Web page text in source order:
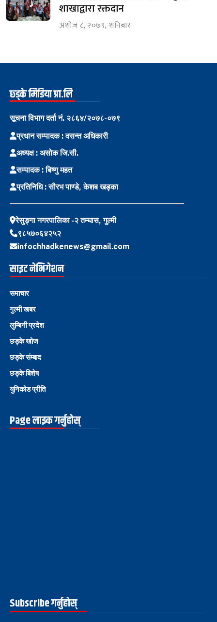
शाखाद्वारा रक्तदान
अशोज ८, २०७९, शनिबार
छ्ड्के मिडिया प्रा.लि
सूचना विभाग दर्ता नं. २८६४/२०७८-०७९
प्रधान सम्पादक : वसन्त अधिकारी
अध्यक्ष : असोक जि.सी.
सम्पादक : बिष्णु महत
प्रतिनिधि : सौरभ पाण्डे, केशब खड्का
रेसुङ्गा नगरपालिका -२ तम्घास, गुल्मी
९८५७०६४२५२
infochhadkenews@gmail.com
साइट नेभिगेशन
समाचार
गुल्मी खबर
लुम्बिनी प्रदेश
छड्के खोज
छड्के संम्बाद
छड्के बिशेष
युनिकोड प्रीति
Page लाइक गर्नुहोस्
Subscribe गर्नुहोस्